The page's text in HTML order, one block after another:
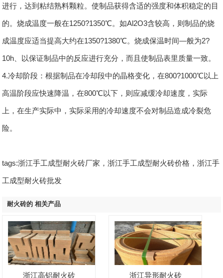
进行，达到粘结熟料颗粒。使制品获得含适的强度和体积稳定的目
的。烧成温度一般在1250?1350℃。如Al2O3含较高，则制品的烧
成温度应适当提高大约在1350?1380℃。烧成保温时间—般为2?
10h、以保证制品中的反应进行充分，而且使制品表里质量一致。
4.冷却阶段：根据制品在冷却段中的晶格变化，在800?1000℃以上
高温阶段应快速降温，在800℃以下，则应减缓冷却速度，实际
上，在生产实际中，实际采用的冷却速度不会对制品造成冷裂危
险。
tags:浙江手工成型耐火砖厂家，浙江手工成型耐火砖价格，浙江手
工成型耐火砖批发
耐火砖的 相关产品
浙江高铝耐火砖 浙江异形耐火砖